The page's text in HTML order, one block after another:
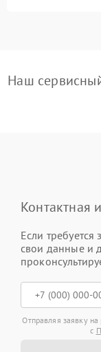
Наш
Контактная
Если требуется
свои данные и
Отправляя заявку
с